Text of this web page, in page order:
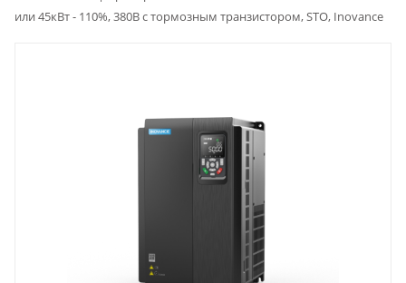
или 45кВт - 110%, 380В с тормозным транзистором, STO, Inovance